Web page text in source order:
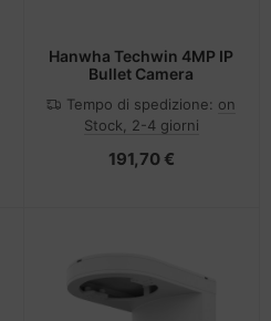
Hanwha Techwin 4MP IP
Bullet Camera
Tempo di spedizione: on
Stock, 2-4 giorni
191,70 €